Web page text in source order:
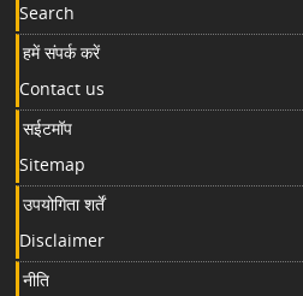
Search
हमें संपर्क करें
Contact us
सईटमॉप
Sitemap
उपयोगिता शर्तें
Disclaimer
नीति